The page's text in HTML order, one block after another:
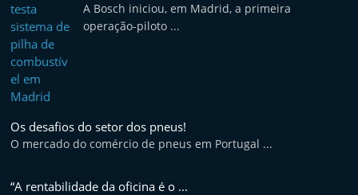
A Bosch iniciou, em Madrid, a primeira
operação-piloto ...
Os desafios do setor dos pneus!
O mercado do comércio de pneus em Portugal ...
“A rentabilidade da oficina é o ...